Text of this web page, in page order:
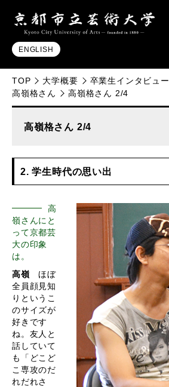
ENGLISH
TOP 大学概要 卒業生インタビュー
高嶺格さん
高嶺格さん 2/4
高嶺格さん 2/4
2. 学生時代の思い出
高
嶺さんにと
って京都芸
大の印象
は。
高嶺 ほぼ
全員顔見知
りというこ
のサイズが
好きです
ね。友人と
話していて
も「どこど
こ専攻のだ
れだれさ